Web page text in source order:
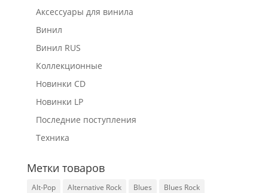
Аксессуары для винила
Винил
Винил RUS
Коллекционные
Новинки CD
Новинки LP
Последние поступления
Техника
Метки товаров
Alt-Pop Alternative Rock Blues
Blues Rock